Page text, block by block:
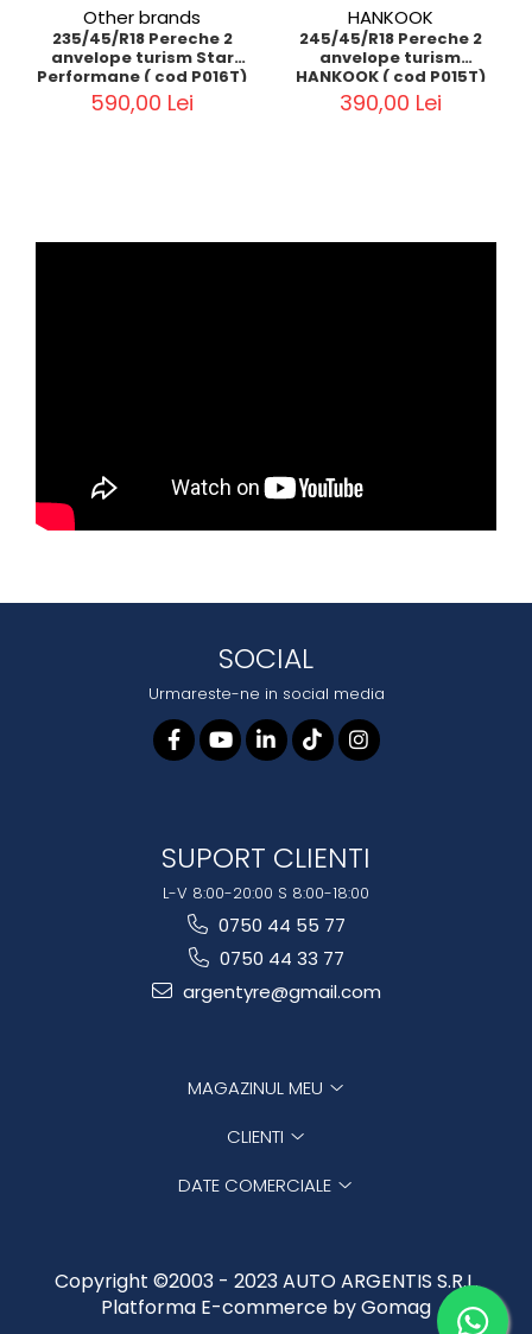
Other brands
235/45/R18 Pereche 2
anvelope turism Star
Performane ( cod P016T)
590,00 Lei
HANKOOK
245/45/R18 Pereche 2
anvelope turism
HANKOOK ( cod P015T)
390,00 Lei
SOCIAL
Urmareste-ne in social media
SUPORT CLIENTI
L-V 8:00-20:00 S 8:00-18:00
0750 44 55 77
0750 44 33 77
argentyre@gmail.com
MAGAZINUL MEU
CLIENTI
DATE COMERCIALE
Copyright ©2003 - 2023 AUTO ARGENTIS S.R.L.
Platforma E-commerce by Gomag